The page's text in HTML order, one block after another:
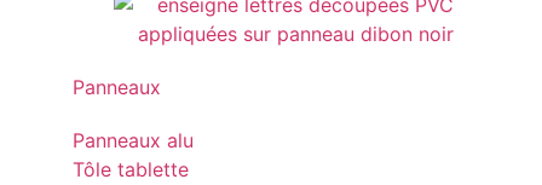
Panneaux
Panneaux alu
Tôle tablette